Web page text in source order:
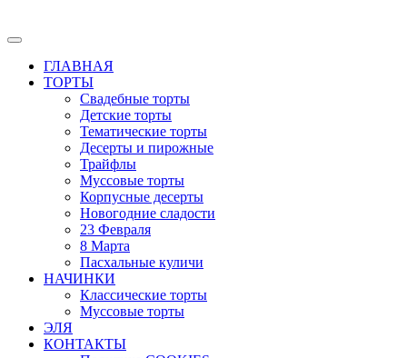
ГЛАВНАЯ
ТОРТЫ
Свадебные торты
Детские торты
Тематические торты
Десерты и пирожные
Трайфлы
Муссовые торты
Корпусные десерты
Новогодние сладости
23 Февраля
8 Марта
Пасхальные куличи
НАЧИНКИ
Классические торты
Муссовые торты
ЭЛЯ
КОНТАКТЫ